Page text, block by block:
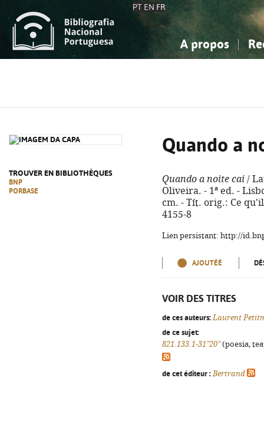
PT EN FR
A propos
TROUVER EN BIBLIOTHÈQUES
BNP
PORBASE
Quando a
Quando a noite cai /
Oliveira. - 1ª ed. -
cm. - Tít. orig.: Ce
4155-8
Lien persistant: http://
AJOUTÉÉ
VOIR DES TITRES
de ces auteurs: Laurent
de ce sujet:
821.133.1-31"20"(poesia,
de cet éditeur : Bertrand